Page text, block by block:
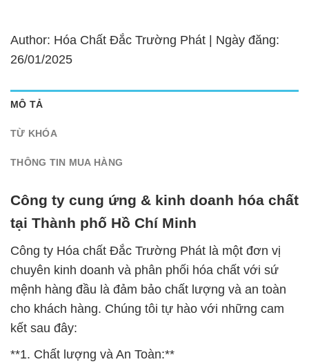
Author: Hóa Chất Đắc Trường Phát | Ngày đăng:
26/01/2025
MÔ TẢ
TỪ KHÓA
THÔNG TIN MUA HÀNG
Công ty cung ứng & kinh doanh hóa chất
tại Thành phố Hồ Chí Minh
Công ty Hóa chất Đắc Trường Phát là một đơn vị
chuyên kinh doanh và phân phối hóa chất với sứ
mệnh hàng đầu là đảm bảo chất lượng và an toàn
cho khách hàng. Chúng tôi tự hào với những cam
kết sau đây:
**1. Chất lượng và An Toàn:**